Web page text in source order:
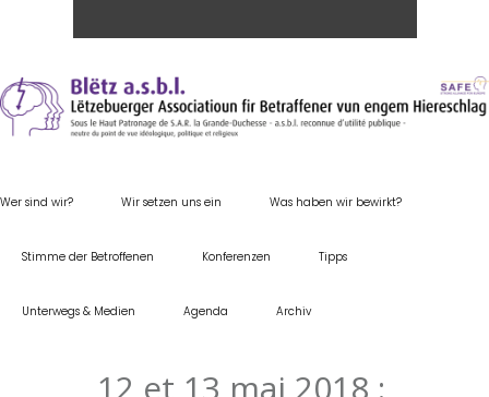
Wer sind wir? Wir setzen uns ein Was haben wir bewirkt?
Stimme der Betroffenen Konferenzen Tipps
Unterwegs & Medien Agenda Archiv
12 et 13 mai 2018 :